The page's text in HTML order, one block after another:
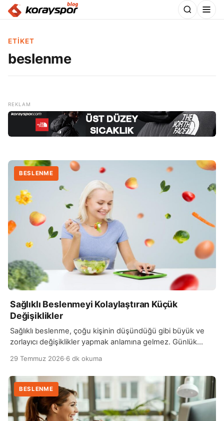
ETIKET
beslenme
BESLENME
Sağlıklı Beslenmeyi Kolaylaştıran Küçük
Değişiklikler
Sağlıklı beslenme, çoğu kişinin düşündüğü gibi büyük ve
zorlayıcı değişiklikler yapmak anlamına gelmez. Günlük
29 Temmuz 2026·6 dk okuma
BESLENME